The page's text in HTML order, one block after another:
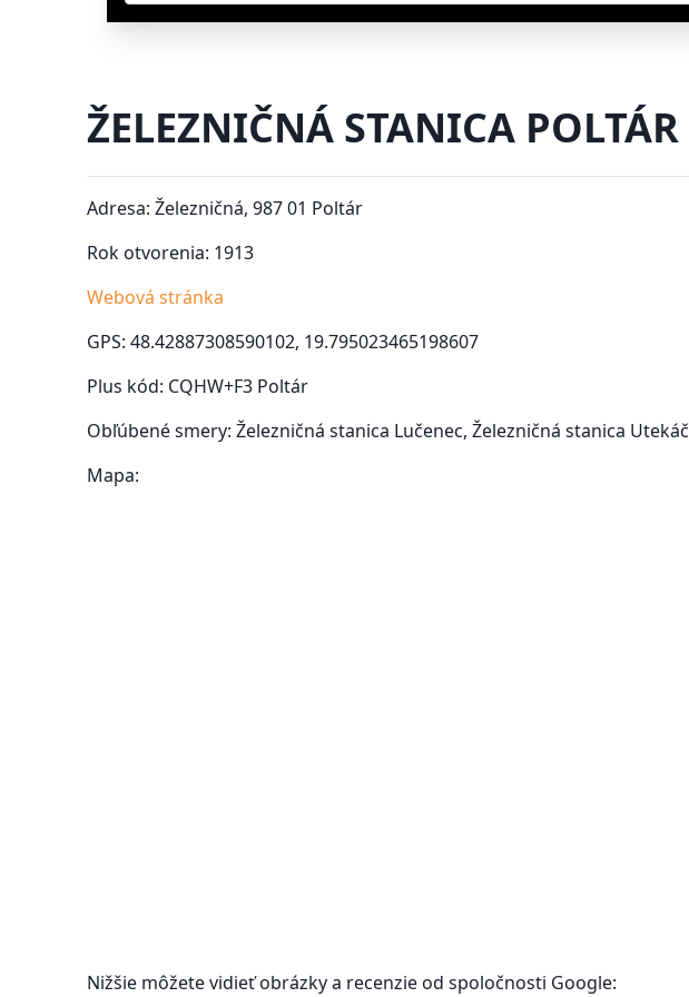
ŽELEZNIČNÁ STANICA POLTÁR
Adresa: Železničná, 987 01 Poltár
Rok otvorenia: 1913
Webová stránka
GPS: 48.42887308590102, 19.795023465198607
Plus kód: CQHW+F3 Poltár
Obľúbené smery: Železničná stanica Lučenec, Železničná stanica Utekáč
Mapa:
Nižšie môžete vidieť obrázky a recenzie od spoločnosti Google: